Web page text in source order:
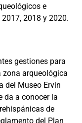
e
2018 y 2020.
gestiones para
zona arqueológica
del Museo Ervin
da a conocer la
de
del Plan